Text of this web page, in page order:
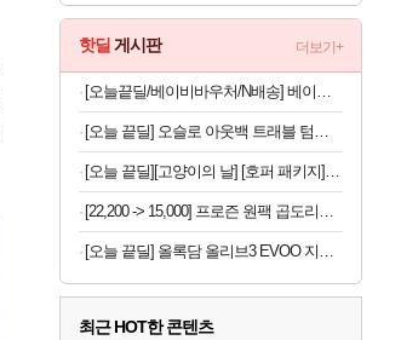
핫딜 게시판 더보기+
[오늘끝딜/베이비바우처/N배송] 베이비앙 국내산 무형광 40수 면 아기 삼각 여아 남아 유아팬티&드로즈 3종세트
[오늘 끝딜] 오슬로 아웃백 트래블 텀블러 350ml, 아이보리
[오늘 끝딜][고양이의 날] [호퍼 패키지] 리터로봇4 고양이 자동 화장실(블랙) + 리터호퍼
[22,200 -> 15,000] 프로즌 원팩 곱도리탕 590g 2개
[오늘 끝딜] 올록담 올리브3 EVOO 지중해 올리브오일 캡슐 올리브유 3개월분
최근 HOT한 콘텐츠